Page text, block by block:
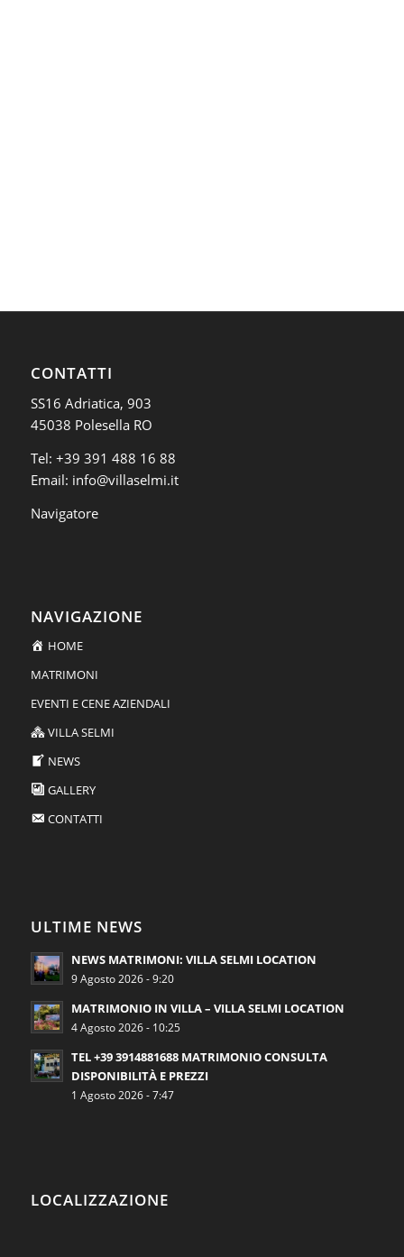
CONTATTI
SS16 Adriatica, 903
45038 Polesella RO
Tel: +39 391 488 16 88
Email: info@villaselmi.it
Navigatore
NAVIGAZIONE
HOME
MATRIMONI
EVENTI E CENE AZIENDALI
VILLA SELMI
NEWS
GALLERY
CONTATTI
ULTIME NEWS
NEWS MATRIMONI: VILLA SELMI LOCATION
9 Agosto 2026 - 9:20
MATRIMONIO IN VILLA – VILLA SELMI LOCATION
4 Agosto 2026 - 10:25
TEL +39 3914881688 MATRIMONIO CONSULTA
DISPONIBILITÀ E PREZZI
1 Agosto 2026 - 7:47
LOCALIZZAZIONE